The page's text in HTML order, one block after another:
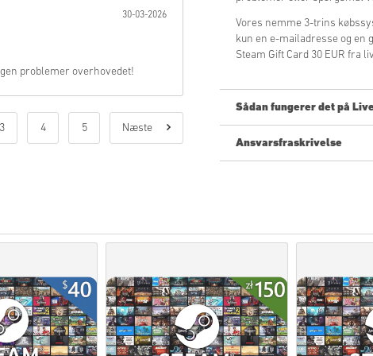
30-03-2026
problemer overhovedet!
3 4 5 Næste
Vores nemme 3-trins
kun en e-mailadresse og en
Steam Gift Card 30 EUR fra
Sådan fungerer det på
Ny på Livecards.net? Det er
Ansvarsfraskrivelse
For mere information, se
Disse downloadbare
Disse koder har ingen
Indhold der kan
for at kunne spille denne
Du kan modtage mere